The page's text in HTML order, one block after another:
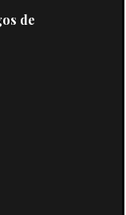
de